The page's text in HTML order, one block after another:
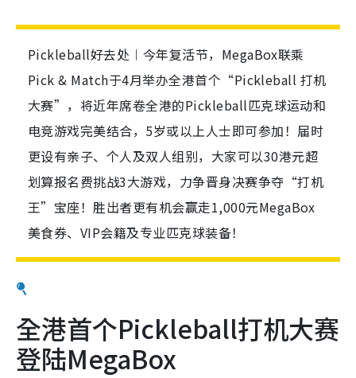
Pickleball好去处︱今年复活节，MegaBox联乘
Pick & Match于4月举办全港首个“Pickleball 打机
大赛”，将近年席卷全港的Pickleball匹克球运动和
电竞游戏完美结合，5岁或以上人士即可参加！届时
更设有亲子、个人及双人组别，大家可以30港元超
划算报名费挑战3大游戏，力争晋身决赛争夺“打机
王”宝座！胜出者更有机会赢走1,000元MegaBox
美食券、VIP会籍及专业匹克球装备！
全港首个Pickleball打机大赛
登陆MegaBox